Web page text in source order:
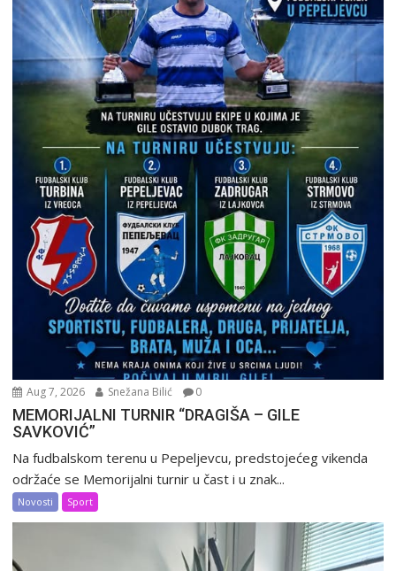
Aug 7, 2026 Snežana Bilić 0
MEMORIJALNI TURNIR “DRAGIŠA – GILE
SAVKOVIĆ”
Na fudbalskom terenu u Pepeljevcu, predstojećeg vikenda
održaće se Memorijalni turnir u čast i u znak...
Novosti Sport